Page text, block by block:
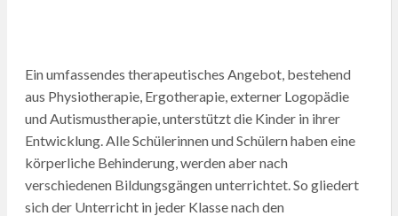
Ein umfassendes therapeutisches Angebot, bestehend
aus Physiotherapie, Ergotherapie, externer Logopädie
und Autismustherapie, unterstützt die Kinder in ihrer
Entwicklung. Alle Schülerinnen und Schülern haben eine
körperliche Behinderung, werden aber nach
verschiedenen Bildungsgängen unterrichtet. So gliedert
sich der Unterricht in jeder Klasse nach den